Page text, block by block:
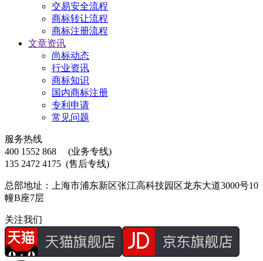
交易安全流程
商标转让流程
商标注册流程
文章资讯
尚标动态
行业资讯
商标知识
国内商标注册
专利申请
常见问题
服务热线
400 1552 868
(业务专线)
135 2472 4175 (售后专线)
总部地址：上海市浦东新区张江高科技园区龙东大道3000号10
幢B座7层
关注我们